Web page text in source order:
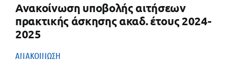
Ανακοίνωση υποβολής αιτήσεων
πρακτικής άσκησης ακαδ. έτους 2024-
2025
ΑΝΑΚΟΙΝΩΣΗ